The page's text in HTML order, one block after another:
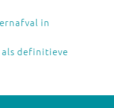
in
als definitieve